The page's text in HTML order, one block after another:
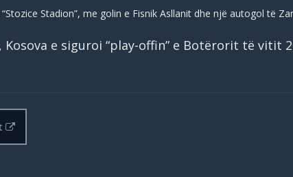
Stadion”, me golin e Fisnik Asllanit dhe një autogol të
e siguroi “play-offin” e Botërorit të vitit